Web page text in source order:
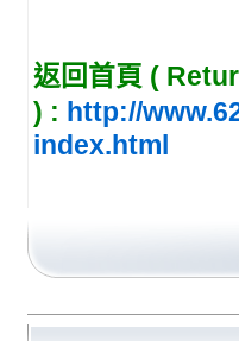
返回首頁 (
) : http://
index.html